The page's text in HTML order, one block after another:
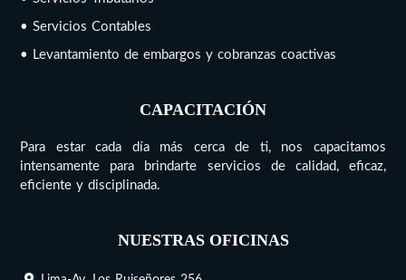
• Servicios Contables
• Levantamiento de embargos y cobranzas coactivas
CAPACITACIÓN
Para estar cada día más cerca de ti, nos capacitamos
intensamente para brindarte servicios de calidad, eficaz,
eficiente y disciplinada.
NUESTRAS OFICINAS